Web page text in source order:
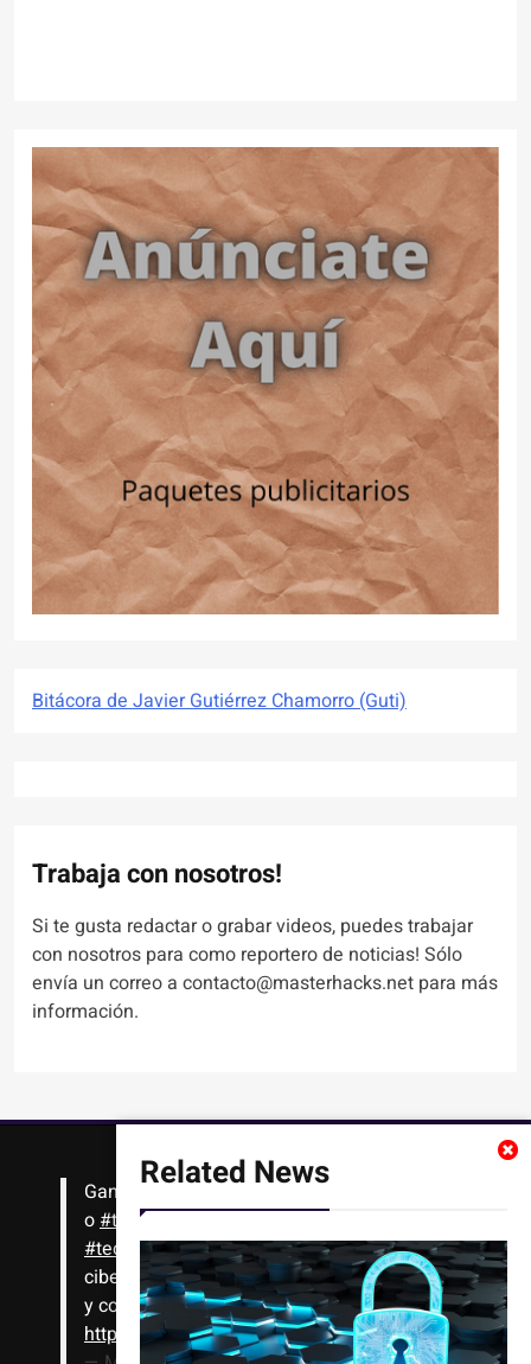
Related News
Bitácora de Javier Gutiérrez Chamorro (Guti)
Trabaja con nosotros!
Si te gusta redactar o grabar videos, puedes trabajar
con nosotros para como reportero de noticias! Sólo
envía un correo a contacto@masterhacks.net para más
información.
Gana #Bitcoinsolo con leer artículos, noticias
o#tutorialesinteresantes de ciencia,
#tecnología,#criptomonedas, seguridad
cibernética y más!! Sólo tienes que registrarte
y comenzar a navegar
https://t.co/1KjkllJEit